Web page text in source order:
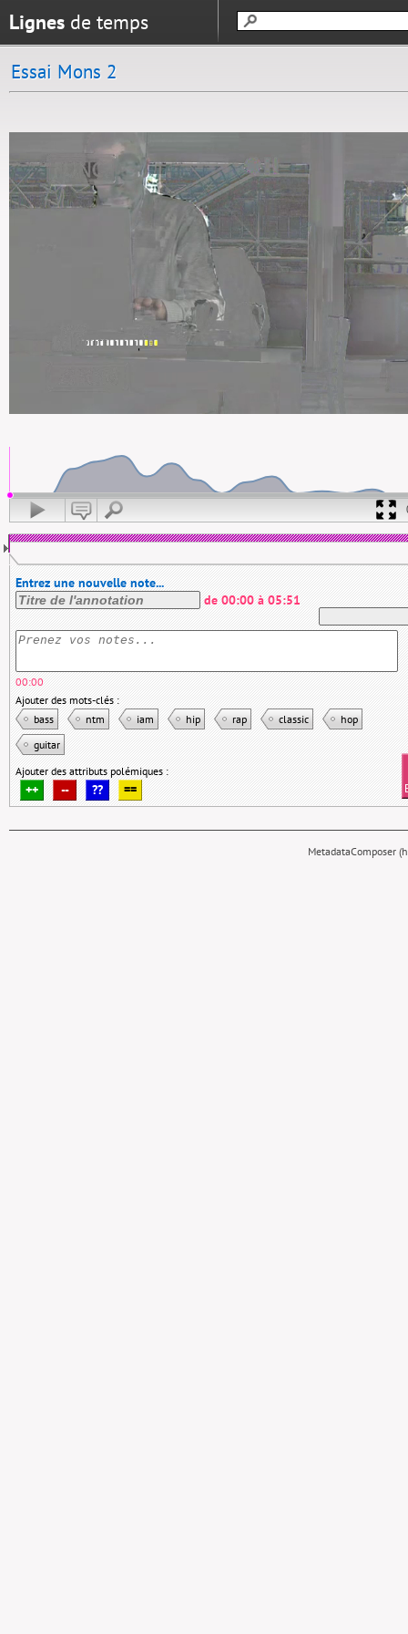
Lignes de temps
Essai Mons 2
Entrez une nouvelle note...
de 00:00 à 05:51
00:00
Ajouter des mots-clés :
bass
ntm iam hip rap classic
hop
guitar
Ajouter des attributs polémiques :
++ -- ?? ==
MetadataComposer